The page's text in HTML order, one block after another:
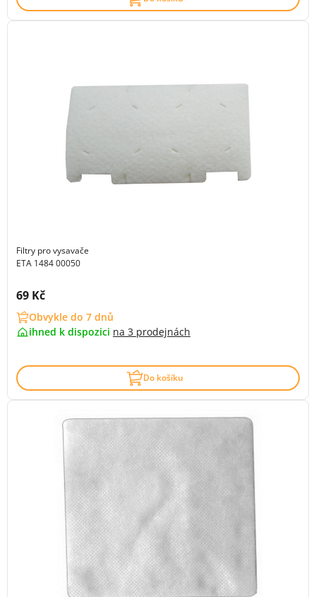
Filtry pro vysavače
ETA 1484 00050
Cena s DPH:
69 Kč
Obvykle do 7 dnů
ihned k dispozici na 3 prodejnách
Do košíku